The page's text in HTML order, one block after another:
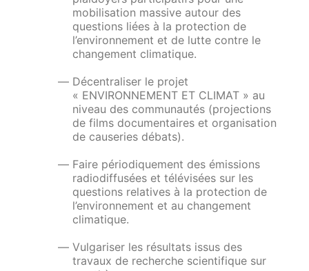
mobilisation massive autour des
questions liées à la protection de
l’environnement et de lutte contre le
changement climatique.
Décentraliser le projet
« ENVIRONNEMENT ET CLIMAT» au
niveau des communautés (projections
de films documentaires et organisation
de causeries débats).
Faire périodiquement des émissions
radiodiffusées et télévisées sur les
questions relatives à la protection de
l’environnement et au changement
climatique.
Vulgariser les résultats issus des
travaux de recherche scientifique sur